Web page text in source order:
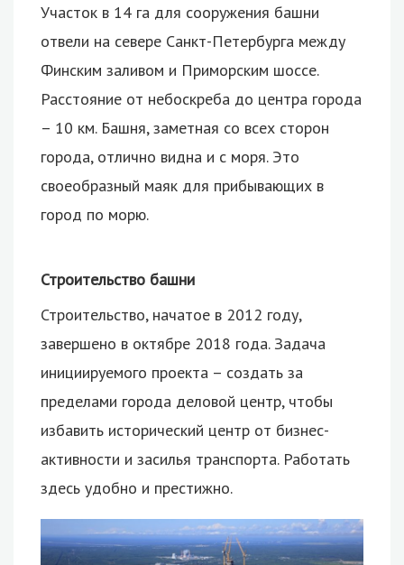
Участок в 14 га для сооружения башни
отвели на севере Санкт-Петербурга между
Финским заливом и Приморским шоссе.
Расстояние от небоскреба до центра города
– 10 км. Башня, заметная со всех сторон
города, отлично видна и с моря. Это
своеобразный маяк для прибывающих в
город по морю.
Строительство башни
Строительство, начатое в 2012 году,
завершено в октябре 2018 года. Задача
инициируемого проекта – создать за
пределами города деловой центр, чтобы
избавить исторический центр от бизнес-
активности и засилья транспорта. Работать
здесь удобно и престижно.